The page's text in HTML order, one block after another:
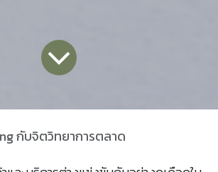
กับจิตวิทยาการตลาด